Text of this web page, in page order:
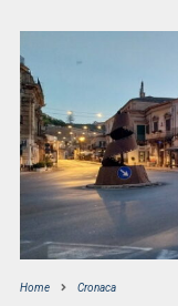
Home Cronaca